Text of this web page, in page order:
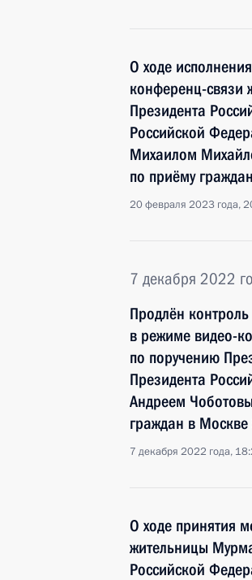
О ходе
конференц-связи
Президента
Российской
Михаилом
по приёму
20 февраля 2023 года,
7 декабря 2022
Продлён
в режиме видео-
по поручению
Президента
Андреем
граждан в
7 декабря 2022 года,
О ходе принятия
жительницы
Российской